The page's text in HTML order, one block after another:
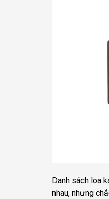
Danh sách loa
nhau, nhưng